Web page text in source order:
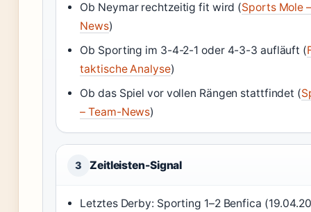
Ob Neymar rechtzeitig fit wird (Sports Mole
News)
Ob Sporting im 3-4-2-1 oder 4-3-3 aufläuft (
taktische Analyse)
Ob das Spiel vor vollen Rängen stattfindet (
– Team-News)
3 Zeitleisten-Signal
Letztes Derby: Sporting 1–2 Benfica